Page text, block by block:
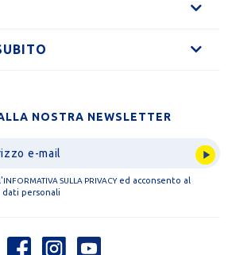
NOSTRA NEWSLETTER
INFORMATIVA SULLA PRIVACYed acconsento al
personali